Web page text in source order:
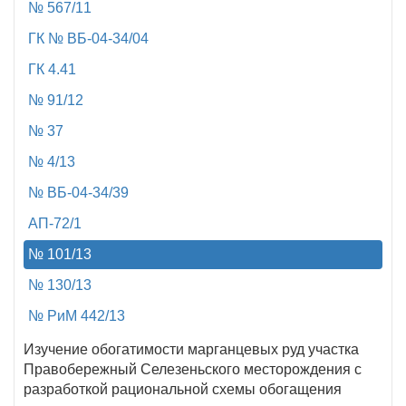
№ 567/11
ГК № ВБ-04-34/04
ГК 4.41
№ 91/12
№ 37
№ 4/13
№ ВБ-04-34/39
АП-72/1
№ 101/13
№ 130/13
№ РиМ 442/13
Изучение обогатимости марганцевых руд участка
Правобережный Селезеньского месторождения с
разработкой рациональной схемы обогащения